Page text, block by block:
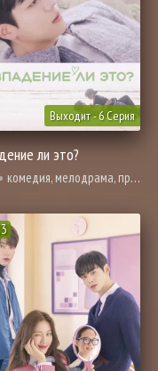
Выходит - 6 Серия
ли это?
комедия, мелодрама, про молодость и любовь, вебтун, романтика